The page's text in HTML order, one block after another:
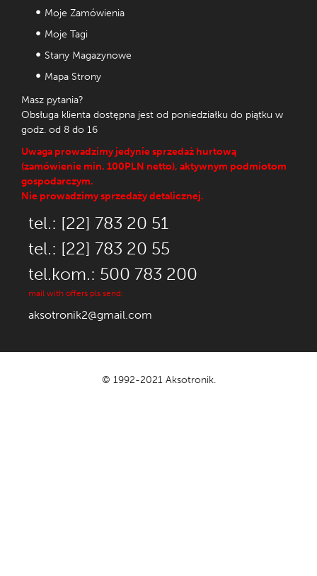
Moje Zamówienia
Moje Tagi
Stany Magazynowe
Mapa Strony
Masz pytania?
Obsługa klienta dostępna jest od poniedziałku do piątku w
godz. od 8 do 16
Uwaga prowadzimy jedynie sprzedaż hurtową
(zamówienie min. 100PLN netto), aktywnym podmiotom
gospodarczym.
Nie prowadzimy sprzedaży detalicznej.
tel.: [22] 783 20 51
tel.: [22] 783 20 55
tel.kom.: 500 783 200
mail with offers pls send:
aksotronik2@gmail.com
© 1992-2021 Aksotronik.